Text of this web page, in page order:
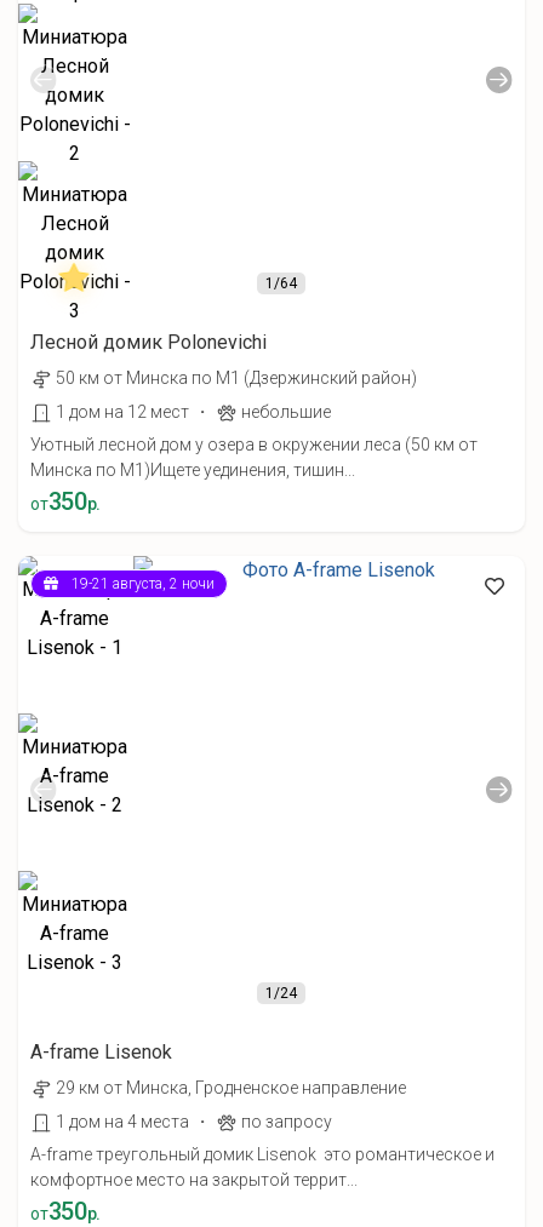
1/64
Лесной домик Polonevichi
50 км от Минска по М1 (Дзержинский район)
1 дом на 12 мест
·
небольшие
Уютный лесной дом у озера в окружении леса (50 км от
Минска по М1) ​Ищете уединения, тишин...
от350р.
1/24
19-21 августа, 2 ночи
A-frame Lisenok
29 км от Минска, Гродненское направление
1 дом на 4 места
·
по запросу
A-frame треугольный домик Lisenok это романтическое и
комфортное место на закрытой террит...
от350р.